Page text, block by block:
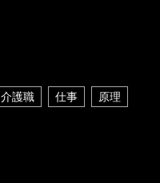
介護職 仕事
原理